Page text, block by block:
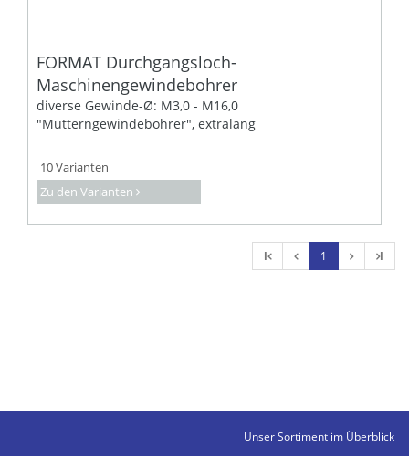
FORMAT Durchgangsloch-
Maschinengewindebohrer
diverse Gewinde-Ø: M3,0 - M16,0
"Mutterngewindebohrer", extralang
10 Varianten
Zu den Varianten
l 1 l
Unser Sortiment im Überblick